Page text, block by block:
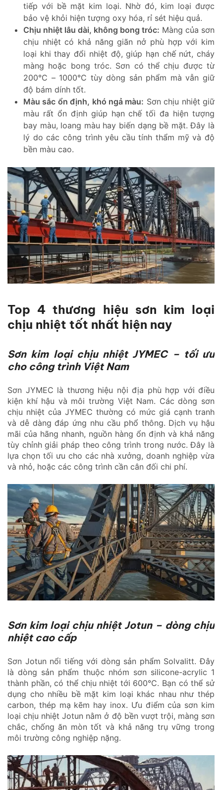
tiếp với bề mặt kim loại. Nhờ đó, kim loại được
bảo vệ khỏi hiện tượng oxy hóa, rỉ sét hiệu quả.
Chịu nhiệt lâu dài, không bong tróc: Màng của sơn
chịu nhiệt có khả năng giãn nở phù hợp với kim
loại khi thay đổi nhiệt độ, giúp hạn chế nứt, cháy
màng hoặc bong tróc. Sơn có thể chịu được từ
200°C – 1000°C tùy dòng sản phẩm mà vẫn giữ
độ bám dính tốt.
Màu sắc ổn định, khó ngả màu: Sơn chịu nhiệt giữ
màu rất ổn định giúp hạn chế tối đa hiện tượng
bay màu, loang màu hay biến dạng bề mặt. Đây là
lý do các công trình yêu cầu tính thẩm mỹ và độ
bền màu cao.
Top 4 thương hiệu sơn kim loại
chịu nhiệt tốt nhất hiện nay
Sơn kim loại chịu nhiệt JYMEC – tối ưu
cho công trình Việt Nam
Sơn JYMEC là thương hiệu nội địa phù hợp với điều
kiện khí hậu và môi trường Việt Nam. Các dòng sơn
chịu nhiệt của JYMEC thường có mức giá cạnh tranh
và dễ dàng đáp ứng nhu cầu phổ thông. Dịch vụ hậu
mãi của hãng nhanh, nguồn hàng ổn định và khả năng
tùy chỉnh giải pháp theo công trình trong nước. Đây là
lựa chọn tối ưu cho các nhà xưởng, doanh nghiệp vừa
và nhỏ, hoặc các công trình cần cân đối chi phí.
Sơn kim loại chịu nhiệt Jotun – dòng chịu
nhiệt cao cấp
Sơn Jotun nổi tiếng với dòng sản phẩm Solvalitt. Đây
là dòng sản phẩm thuộc nhóm sơn silicone-acrylic 1
thành phần, có thể chịu nhiệt tới 600°C. Bạn có thể sử
dụng cho nhiều bề mặt kim loại khác nhau như thép
carbon, thép mạ kẽm hay inox. Ưu điểm của sơn kim
loại chịu nhiệt Jotun nằm ở độ bền vượt trội, màng sơn
chắc, chống ăn mòn tốt và khả năng trụ vững trong
môi trường công nghiệp nặng.